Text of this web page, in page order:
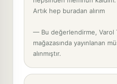
Artık hep buradan alırım
— Bu değerlendirme, Varol
mağazasında yayınlanan
alınmıştır.